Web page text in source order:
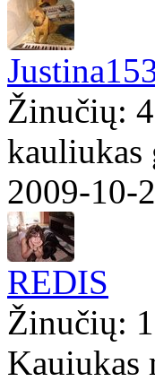
Žinučių:
2009-10-
REDIS
Žinučių: